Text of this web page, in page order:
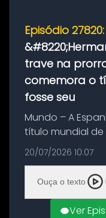
Episódio 27820:
trave na
comemora o
fosse seu
Mundo – A
título mundial
Argentina por 1
decisão da
de um duelo
20/07/2026 10:07
Ouça o texto
Ver